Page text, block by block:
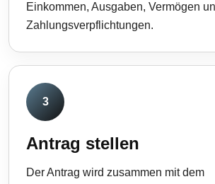
Einkommen, Ausgaben, Vermögen
Zahlungsverpflichtungen.
3
Antrag stellen
Der Antrag wird zusammen mit dem